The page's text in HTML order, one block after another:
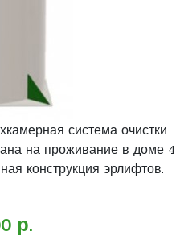
система очистки
на проживание в доме 4
конструкция эрлифтов.
р.